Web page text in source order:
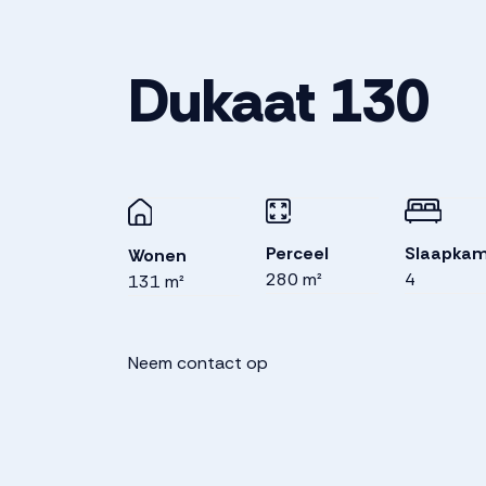
Dukaat 130
Wonen
131 m²
Perceel
280 m²
4
Neem contact op